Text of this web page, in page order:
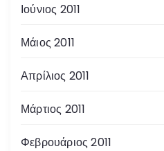
Ιούνιος 2011
Μάιος 2011
Απρίλιος 2011
Μάρτιος 2011
Φεβρουάριος 2011